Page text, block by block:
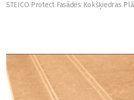
STEICO Protect Fasādes Kokšķiedras